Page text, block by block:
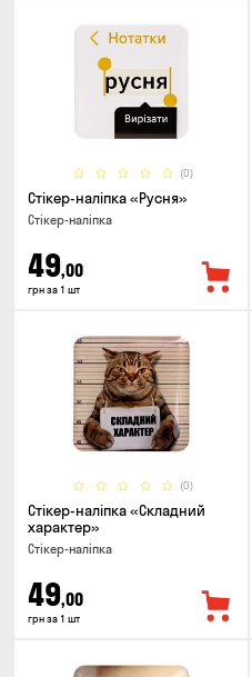
(0)
Стікер-наліпка «Русня»
Стікер-наліпка
49,00
грн за 1 шт
(0)
Стікер-наліпка «Складний
характер»
Стікер-наліпка
49,00
грн за 1 шт